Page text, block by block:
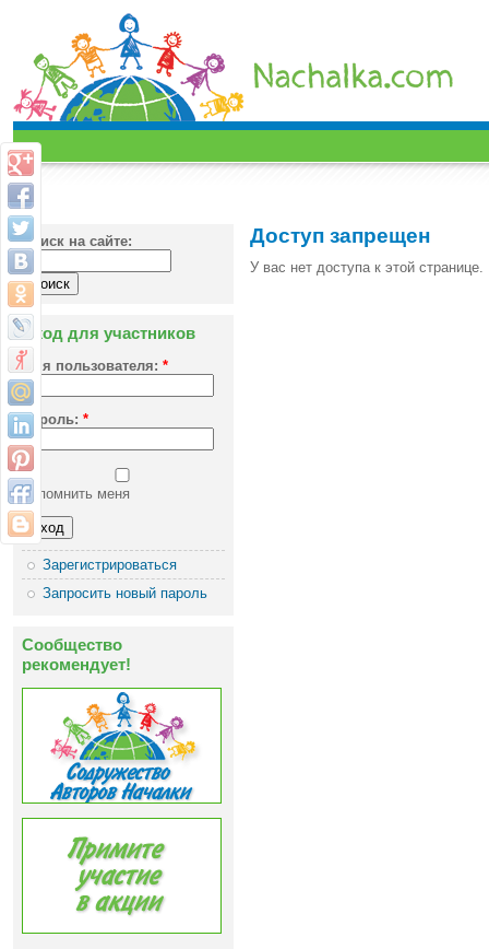
Поиск на сайте:
Вход для участников
Имя пользователя: *
Пароль: *
Запомнить меня
Зарегистрироваться
Запросить новый пароль
Сообщество
рекомендует!
Доступ запрещен
У вас нет доступа к этой странице.